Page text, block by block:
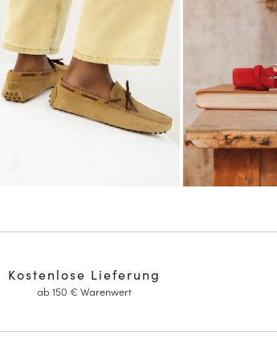
Kostenlose Lieferung
ab 150 € Warenwert